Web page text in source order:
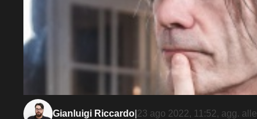
Gianluigi Riccardo 23 ago 2022, 11:52, agg. alle